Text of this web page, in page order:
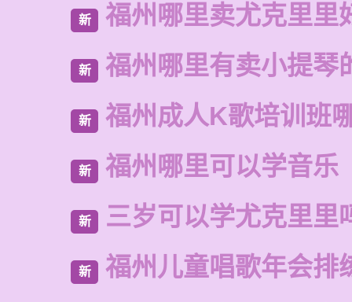
新 福州哪里卖尤克里里
新 福州哪里有卖小提琴
新 福州成人K歌培训班
新 福州哪里可以学音乐
新 三岁可以学尤克里里
新 福州儿童唱歌年会排